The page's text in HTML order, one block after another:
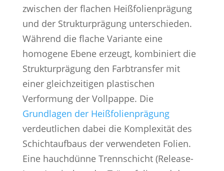
zwischen der flachen Heißfolienprägung
und der Strukturprägung unterschieden.
Während die flache Variante eine
homogene Ebene erzeugt, kombiniert die
Strukturprägung den Farbtransfer mit
einer gleichzeitigen plastischen
Verformung der Vollpappe. Die
Grundlagen der Heißfolienprägung
verdeutlichen dabei die Komplexität des
Schichtaufbaus der verwendeten Folien.
Eine hauchdünne Trennschicht (Release-